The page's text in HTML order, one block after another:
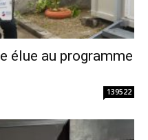
élue au programme
139522